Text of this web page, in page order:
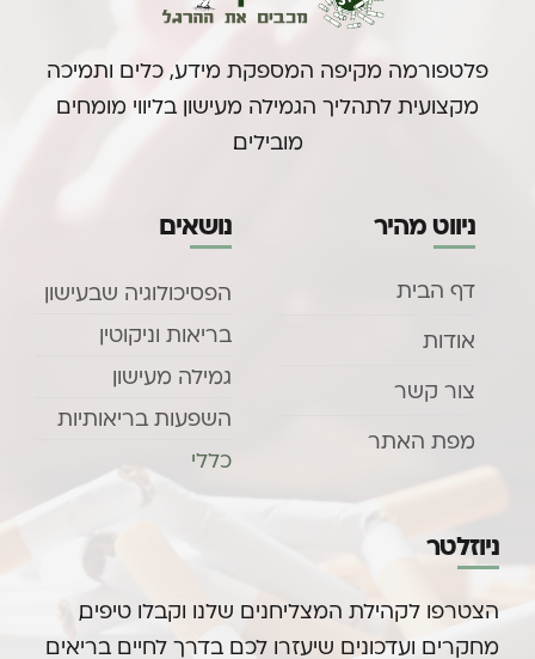
פלטפורמה מקיפה המספקת מידע, כלים ותמיכה
מקצועית לתהליך הגמילה מעישון בליווי מומחים
מובילים.
ניווט מהיר
דף הבית
אודות
צור קשר
מפת האתר
נושאים
הפסיכולוגיה שבעישון
בריאות וניקוטין
גמילה מעישון
השפעות בריאותיות
כללי
ניוזלטר
הצטרפו לקהילת המצליחנים שלנו וקבלו טיפים,
מחקרים ועדכונים שיעזרו לכם בדרך לחיים בריאים